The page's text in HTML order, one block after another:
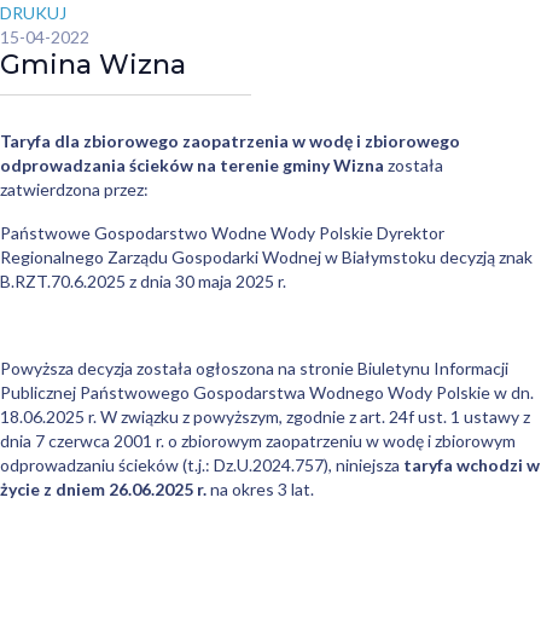
DRUKUJ
15-04-2022
Gmina Wizna
Taryfa dla zbiorowego zaopatrzenia w wodę i zbiorowego
odprowadzania ścieków na terenie gminy Wizna została
zatwierdzona przez:
Państwowe Gospodarstwo Wodne Wody Polskie Dyrektor
Regionalnego Zarządu Gospodarki Wodnej w Białymstoku decyzją znak
B.RZT.70.6.2025 z dnia 30 maja 2025 r.
Powyższa decyzja została ogłoszona na stronie Biuletynu Informacji
Publicznej Państwowego Gospodarstwa Wodnego Wody Polskie w dn.
18.06.2025 r. W związku z powyższym, zgodnie z art. 24f ust. 1 ustawy z
dnia 7 czerwca 2001 r. o zbiorowym zaopatrzeniu w wodę i zbiorowym
odprowadzaniu ścieków (t.j.: Dz.U.2024.757), niniejsza taryfa wchodzi w
życie z dniem 26.06.2025 r.na okres 3 lat.